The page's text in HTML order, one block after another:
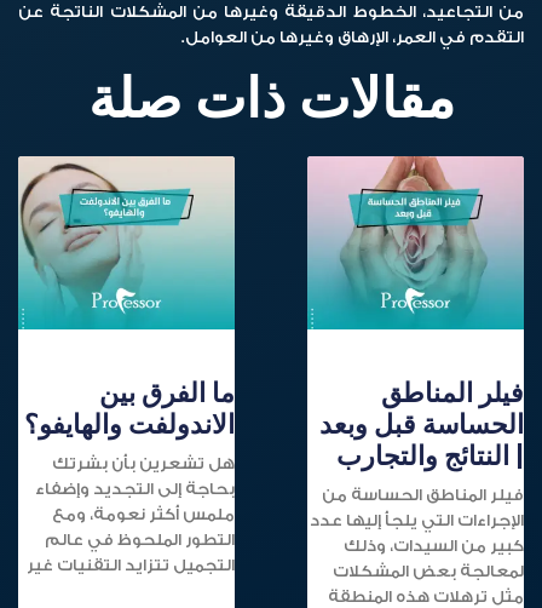
من التجاعيد، الخطوط الدقيقة وغيرها من المشكلات الناتجة عن
التقدم في العمر، الإرهاق وغيرها من العوامل.
مقالات ذات صلة
فيلر المناطق
الحساسة قبل وبعد
| النتائج والتجارب
فيلر المناطق الحساسة من
الإجراءات التي يلجأ إليها عدد
كبير من السيدات، وذلك
لمعالجة بعض المشكلات
مثل ترهلات هذه المنطقة
ما الفرق بين
الاندولفت والهايفو؟
هل تشعرين بأن بشرتك
بحاجة إلى التجديد وإضفاء
ملمس أكثر نعومة، ومع
التطور الملحوظ في عالم
التجميل تتزايد التقنيات غير